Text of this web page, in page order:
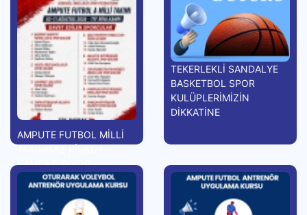
AMPUTE FUTBOL MİLLİ
KAMPA GİRİYOR
TEKERLEKLİ SANDALYE
BASKETBOL SPOR
KULÜPLERİMİZİN
DİKKATİNE